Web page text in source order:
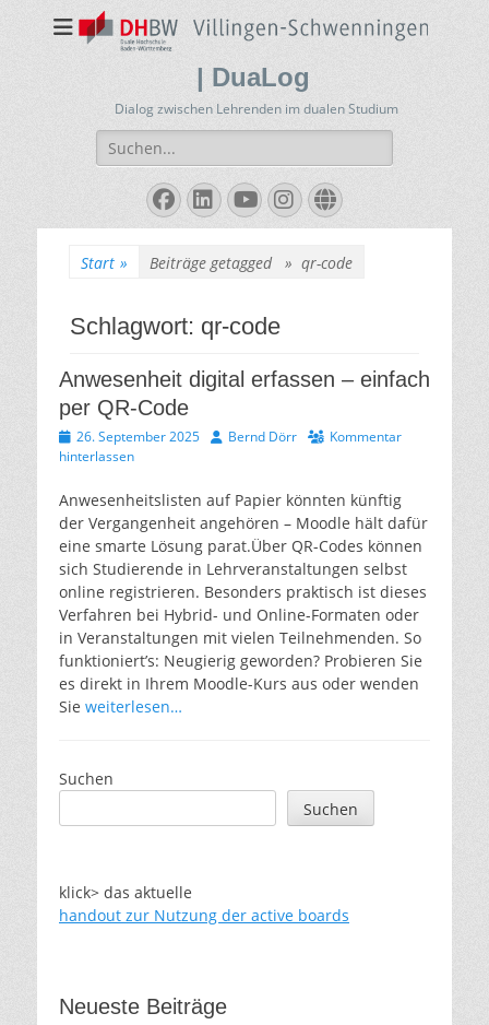
| DuaLog
Dialog zwischen Lehrenden im dualen Studium
Suchen
nach:
Facebook
LinkedIn
YouTube
Instagram
Website
Start » Beiträge getagged » qr-code
Schlagwort: qr-code
Anwesenheit digital erfassen – einfach
per QR-Code
Veröffentlicht
am
26. September 2025 AutorBernd Dörr
Kommentar
hinterlassen
Anwesenheitslisten auf Papier könnten künftig
der Vergangenheit angehören – Moodle hält dafür
eine smarte Lösung parat.Über QR-Codes können
sich Studierende in Lehrveranstaltungen selbst
online registrieren. Besonders praktisch ist dieses
Verfahren bei Hybrid- und Online-Formaten oder
in Veranstaltungen mit vielen Teilnehmenden. So
funktioniert’s: Neugierig geworden? Probieren Sie
es direkt in Ihrem Moodle-Kurs aus oder wenden
Sie weiterlesen…
Suchen
Suchen
klick> das aktuelle
handout zur Nutzung der active boards
Neueste Beiträge